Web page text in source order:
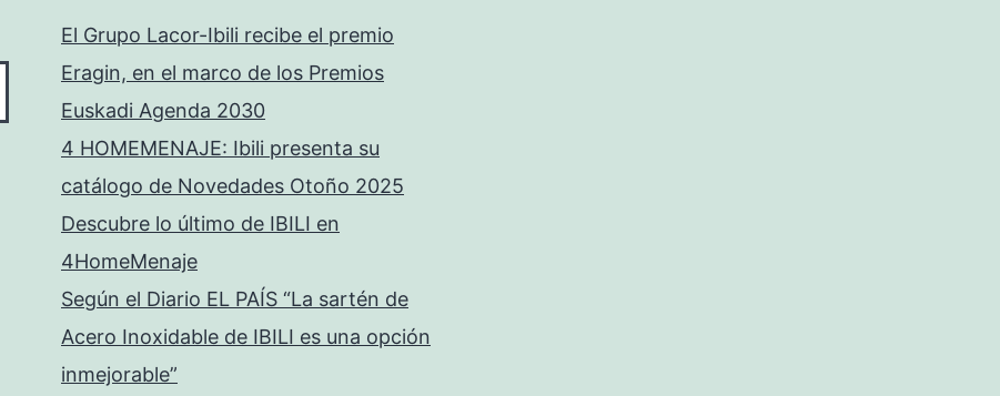
El Grupo Lacor-Ibili recibe el premio
Eragin, en el marco de los Premios
Euskadi Agenda 2030
4 HOMEMENAJE: Ibili presenta su
catálogo de Novedades Otoño 2025
Descubre lo último de IBILI en
4HomeMenaje
Según el Diario EL PAÍS “La sartén de
Acero Inoxidable de IBILI es una opción
inmejorable”